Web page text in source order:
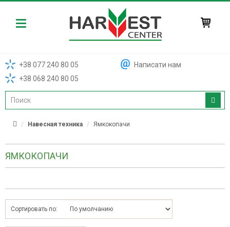
Harvest
+38 077 240 80 05
+38 068 240 80 05
Написати нам
Навесная техника Ямкокопачи
ЯМКОКОПАЧИ
Сортировать по: